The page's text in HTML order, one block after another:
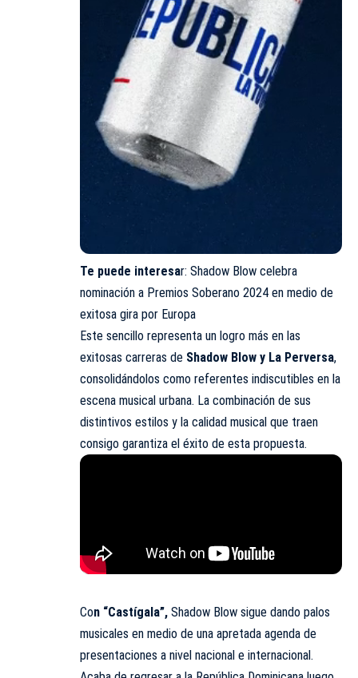
Te puede interesar: Shadow Blow celebra
nominación a Premios Soberano 2024 en medio de
exitosa gira por Europa
Este sencillo representa un logro más en las
exitosas carreras de Shadow Blow y La Perversa,
consolidándolos como referentes indiscutibles en la
escena musical urbana. La combinación de sus
distintivos estilos y la calidad musical que traen
consigo garantiza el éxito de esta propuesta.
Con “Castígala”, Shadow Blow sigue dando palos
musicales en medio de una apretada agenda de
presentaciones a nivel nacional e internacional.